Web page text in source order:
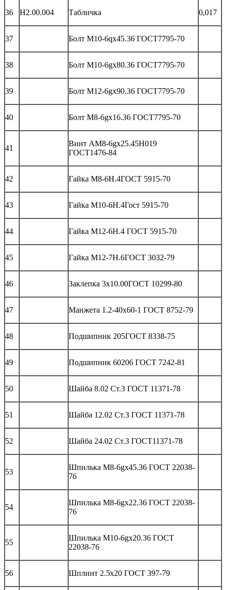
36 Н2.00.004 Табличка 0,017
37 Болт М10-6qх45.36 ГОСТ7795-70
38 Болт М10-6gх80.36 ГОСТ7795-70
39 Болт М12-6gх90.36 ГОСТ7795-70
40 Болт М8-6gх16.36 ГОСТ7795-70
41
Винт АМ8-6gх25.45Н019
ГОСТ1476-84
42 Гайка М8-6Н.4ГОСТ 5915-70
43 Гайка М10-6Н.4Гост 5915-70
44 Гайка М12-6Н.4 ГОСТ 5915-70
45 Гайка М12-7Н.6ГОСТ 3032-79
46 Заклепка 3х10.00ГОСТ 10299-80
47 Манжета 1.2-40х60-1 ГОСТ 8752-79
48 Подшипник 205ГОСТ 8338-75
49 Подшипник 60206 ГОСТ 7242-81
50 Шайба 8.02 Ст.3 ГОСТ 11371-78
51 Шайба 12.02 Ст.3 ГОСТ 11371-78
52 Шайба 24.02 Ст.3 ГОСТ11371-78
53
Шпилька М8-6gх45.36 ГОСТ 22038-
76
54
Шпилька М8-6gх22.36 ГОСТ 22038-
76
55
Шпилька М10-6gх20.36 ГОСТ
22038-76
56 Шплинт 2.5х20 ГОСТ 397-79